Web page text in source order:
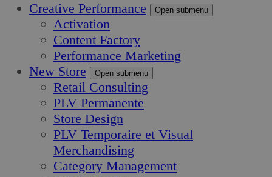
Creative Performance
Open submenu
Activation
Content Factory
Performance Marketing
New Store
Open submenu
Retail Consulting
PLV Permanente
Store Design
PLV Temporaire et Visual
Merchandising
Category Management